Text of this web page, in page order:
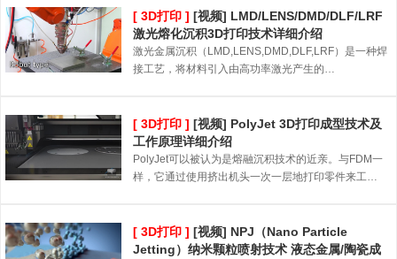
[ 3D打印 ] [视频] LMD/LENS/DMD/DLF/LRF
激光熔化沉积3D打印技术详细介绍
激光金属沉积（LMD,LENS,DMD,DLF,LRF）是一种焊
接工艺，将材料引入由高功率激光产生的…
[ 3D打印 ] [视频] PolyJet 3D打印成型技术及
工作原理详细介绍
PolyJet可以被认为是熔融沉积技术的近亲。与FDM一
样，它通过使用挤出机头一次一层地打印零件来工…
[ 3D打印 ] [视频] NPJ（Nano Particle
Jetting）纳米颗粒喷射技术 液态金属/陶瓷成